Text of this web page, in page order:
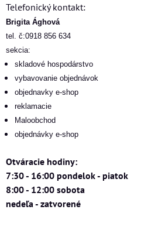
Telefonický kontakt:
Brigita Ághová
tel. č:0918 856 634
sekcia:
skladové hospodárstvo
vybavovanie objednávok
objednavky e-shop
reklamacie
Maloobchod
objednávky e-shop
Otváracie hodiny:
7:30 - 16:00 pondelok - piatok
8:00 - 12:00 sobota
nedeľa - zatvorené